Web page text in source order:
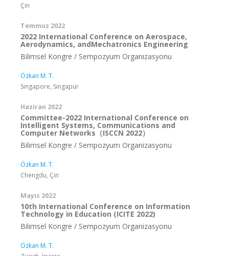
Çin
Temmuz 2022
2022 International Conference on Aerospace,
Aerodynamics, andMechatronics Engineering
Bilimsel Kongre / Sempozyum Organizasyonu
Özkan M. T.
Singapore, Singapur
Haziran 2022
Committee-2022 International Conference on
Intelligent Systems, Communications and
Computer Networks（ISCCN 2022）
Bilimsel Kongre / Sempozyum Organizasyonu
Özkan M. T.
Chengdu, Çin
Mayıs 2022
10th International Conference on Information
Technology in Education (ICITE 2022)
Bilimsel Kongre / Sempozyum Organizasyonu
Özkan M. T.